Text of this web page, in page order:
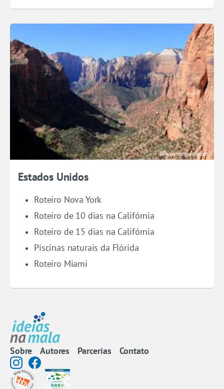
Estados Unidos
Roteiro Nova York
Roteiro de 10 dias na Califórnia
Roteiro de 15 dias na Califórnia
Piscinas naturais da Flórida
Roteiro Miami
Sobre Autores Parcerias Contato